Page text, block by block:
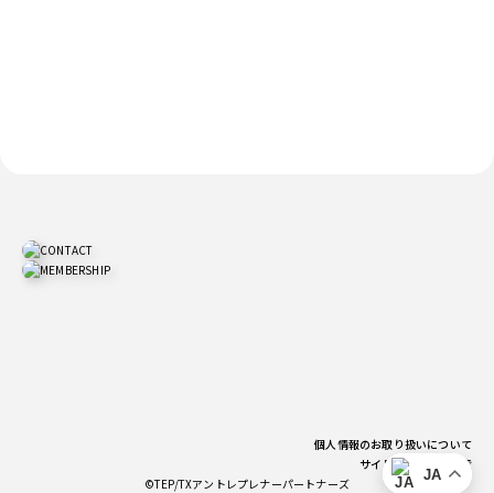
個人情報のお取り扱いについて
サイトご利用上の注意
©TEP/TXアントレプレナーパートナーズ
JA